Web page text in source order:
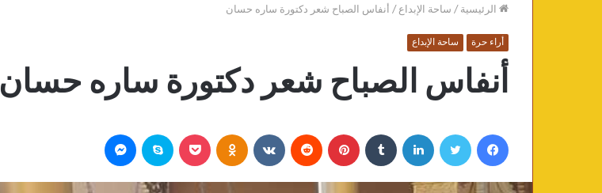
الرئيسية/ساحة الإبداع/أنفاس الصباح شعر دكتورة ساره حسان
أراء حرة ساحة الإبداع
أنفاس الصباح شعر دكتورة ساره حسان